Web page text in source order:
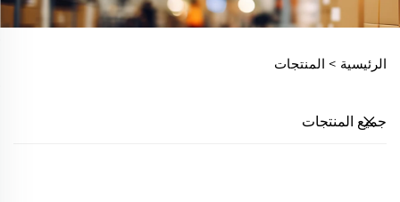
الرئيسية > المنتجات
جميع المنتجات